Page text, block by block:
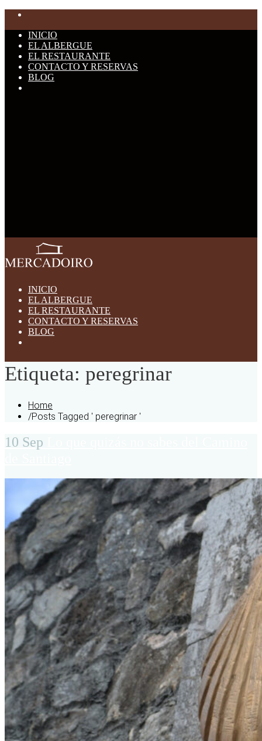
INICIO
EL ALBERGUE
EL RESTAURANTE
CONTACTO Y RESERVAS
BLOG
INICIO
EL ALBERGUE
EL RESTAURANTE
CONTACTO Y RESERVAS
BLOG
Etiqueta: peregrinar
Home
/Posts Tagged ' peregrinar '
10 Sep